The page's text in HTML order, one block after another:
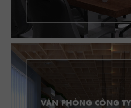
VĂN PHÒNG CÔNG